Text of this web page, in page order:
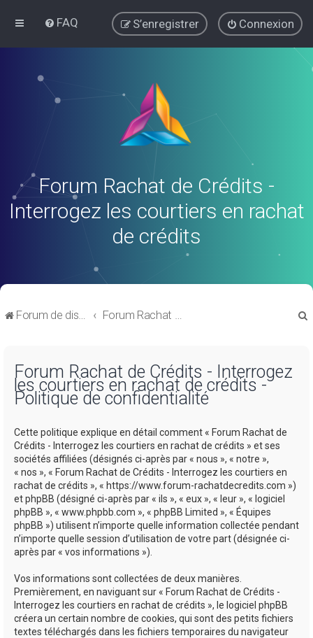
FAQ Connexion
S’enregistrer
Forum Rachat de Crédits -
Interrogez les courtiers en rachat
de crédits
Forum de discussions sur le Regroupement de Crédits et le Rachat de Crédits Forum Rachat de Crédits
Forum Rachat de Crédits - Interrogez
les courtiers en rachat de crédits -
Politique de confidentialité
Cette politique explique en détail comment « Forum Rachat de
Crédits - Interrogez les courtiers en rachat de crédits » et ses
sociétés affiliées (désignés ci-après par « nous », « notre »,
« nos », « Forum Rachat de Crédits - Interrogez les courtiers en
rachat de crédits », « https://www.forum-rachatdecredits.com »)
et phpBB (désigné ci-après par « ils », « eux », « leur », « logiciel
phpBB », « www.phpbb.com », « phpBB Limited », « Équipes
phpBB ») utilisent n’importe quelle information collectée pendant
n’importe quelle session d’utilisation de votre part (désignée ci-
après par « vos informations »).
Vos informations sont collectées de deux manières.
Premièrement, en naviguant sur « Forum Rachat de Crédits -
Interrogez les courtiers en rachat de crédits », le logiciel phpBB
créera un certain nombre de cookies, qui sont des petits fichiers
textes téléchargés dans les fichiers temporaires du navigateur